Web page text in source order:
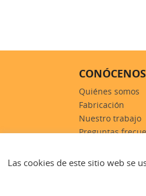
CONÓCENOS
Quiénes somos
Fabricación
Nuestro trabajo
Preguntas
Las cookies de este sitio web se